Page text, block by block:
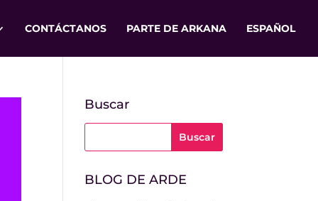
CONTÁCTANOS PARTE DE ARKANA ESPAÑOL
Buscar
BLOG DE ARDE